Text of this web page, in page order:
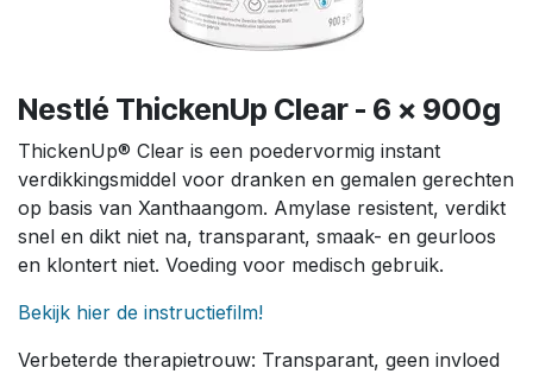
Nestlé ThickenUp Clear - 6 x 900g
ThickenUp® Clear is een poedervormig instant
verdikkingsmiddel voor dranken en gemalen gerechten
op basis van Xanthaangom. Amylase resistent, verdikt
snel en dikt niet na, transparant, smaak- en geurloos
en klontert niet. Voeding voor medisch gebruik.
Bekijk hier de instructiefilm!
Verbeterde therapietrouw: Transparant, geen invloed